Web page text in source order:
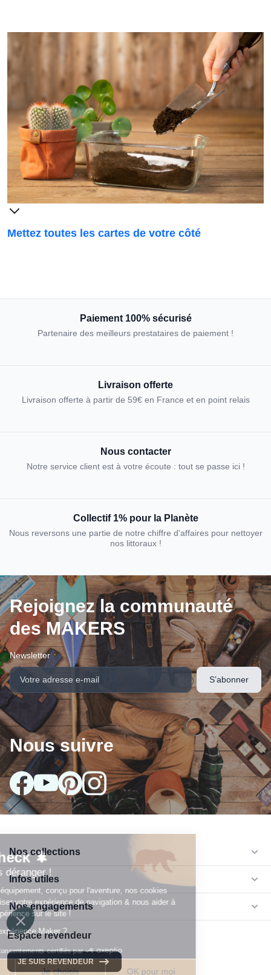
Mettez toutes les cartes de votre côté
Paiement 100% sécurisé
Partenaire des meilleurs prestataires de paiement !
Livraison offerte
Livraison offerte à partir de 59€ en France et en point relais
Nous contacter
Notre service client est à votre écoute : tout se passe ici !
Collectif 1% pour la Planète
Nous reversons une partie de notre chiffre d'affaires pour nettoyer
nos littoraux !
Rejoignez la communauté
des MAKERS
Newsletter
Nous suivre
Nos collections arrow_drop_down
Infos utiles arrow_drop_down
Nos engagements arrow_drop_down
Espace revendeur
JE SUIS REVENDEUR